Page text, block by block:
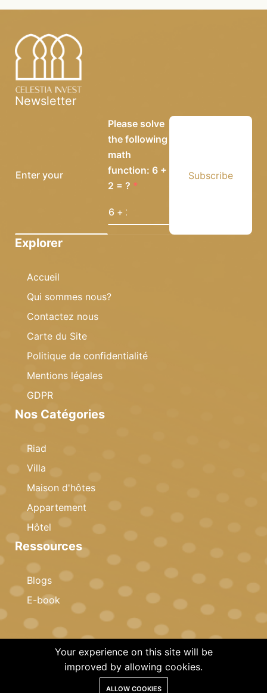
Newsletter
Please solve
the following
math
function: 6 +
2 = ?
Subscribe
Explorer
Accueil
Qui sommes nous?
Contactez nous
Carte du Site
Politique de confidentialité
Mentions légales
GDPR
Nos Catégories
Riad
Villa
Maison d'hôtes
Appartement
Hôtel
Ressources
Blogs
E-book
© 2026 Copyright · Celestia Invest · All rights reserved
Your experience on this site will be
improved by allowing cookies.
ALLOW COOKIES